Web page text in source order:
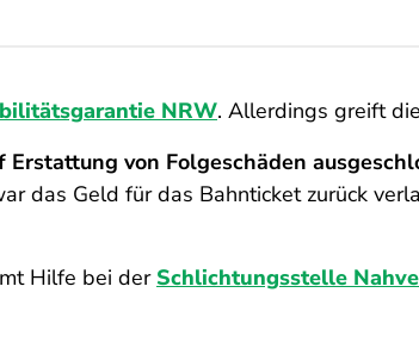
NRW. Allerdings greift
Erstattung von Folgeschäden
das Geld für das Bahnticket zurück
Hilfe bei der Schlichtungsstelle